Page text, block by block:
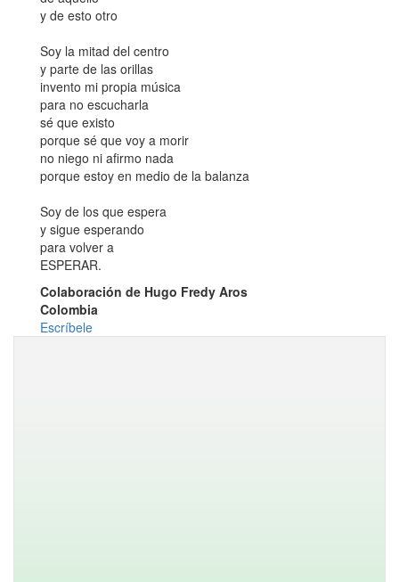
y de esto otro
Soy la mitad del centro
y parte de las orillas
invento mi propia música
para no escucharla
sé que existo
porque sé que voy a morir
no niego ni afirmo nada
porque estoy en medio de la balanza
Soy de los que espera
y sigue esperando
para volver a
ESPERAR.
Colaboración de Hugo Fredy Aros
Colombia
Escríbele